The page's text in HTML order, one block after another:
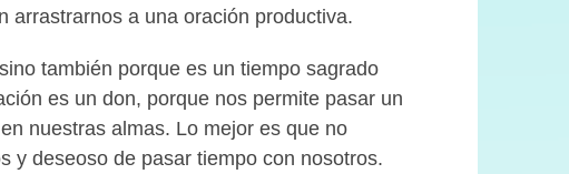
arrastrarnos a una oración productiva.
también porque es un tiempo sagrado
es un don, porque nos permite pasar un
nuestras almas. Lo mejor es que no
y deseoso de pasar tiempo con nosotros.